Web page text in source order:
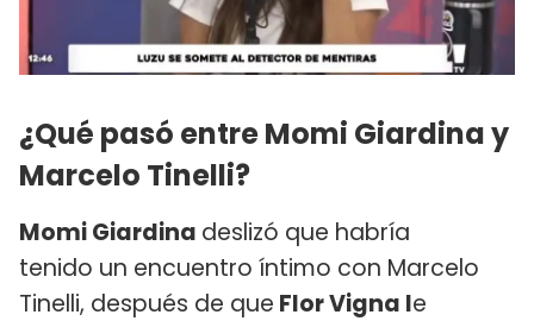
¿Qué pasó entre Momi Giardina y
Marcelo Tinelli?
Momi Giardina deslizó que habría
tenido un encuentro íntimo con Marcelo
Tinelli, después de que Flor Vigna le